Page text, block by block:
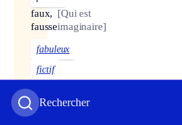
Rechercher
faux,
fausse
[Qui est
imaginaire]
fabuleux
fictif
imaginaire